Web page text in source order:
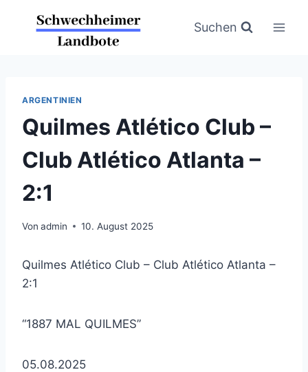
Suchen
ARGENTINIEN
Quilmes Atlético Club –
Club Atlético Atlanta –
2:1
Von admin 10. August 2025
Quilmes Atlético Club – Club Atlético Atlanta –
2:1
“1887 MAL QUILMES”
05.08.2025